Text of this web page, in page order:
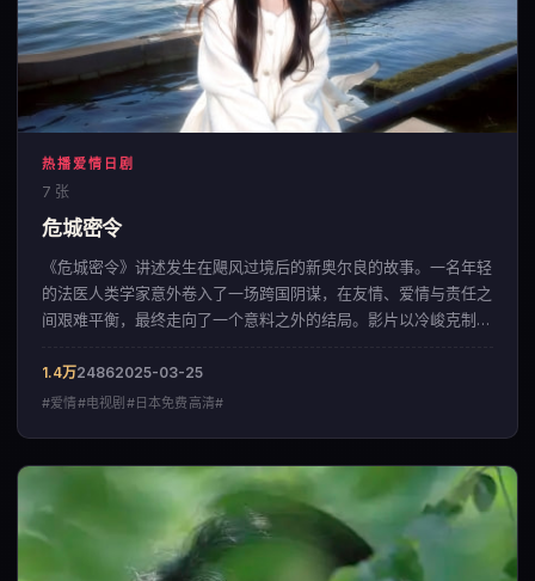
热播爱情日剧
7 张
危城密令
《危城密令》讲述发生在飓风过境后的新奥尔良的故事。一名年轻
的法医人类学家意外卷入了一场跨国阴谋，在友情、爱情与责任之
间艰难平衡，最终走向了一个意料之外的结局。影片以冷峻克制的
1.4万24862025-03-25
#爱情#电视剧#日本免费高清#